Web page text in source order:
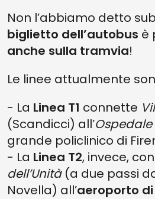
Non l’abbiamo detto
biglietto dell’autobus è
anche sulla tramvia!
Le linee attualmente
- La Linea T1 connette
(Scandicci) all’
grande policlinico di
- La Linea T2, invece,
dell’Unità (a due passi
Novella) all’aeroporto di